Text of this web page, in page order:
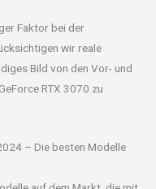
Faktor bei der
wir reale
Bild von den Vor- und
RTX 3070 zu
– Die besten Modelle